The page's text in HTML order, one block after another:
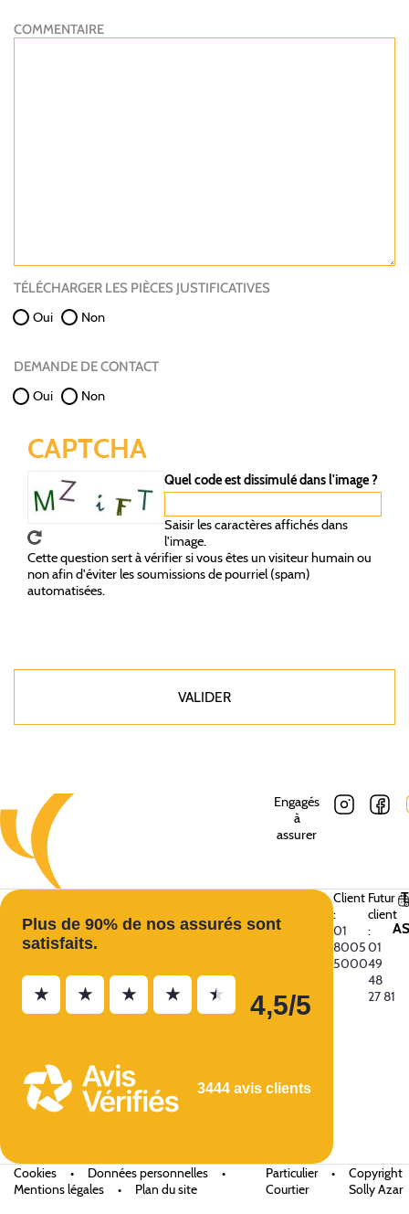
COMMENTAIRE
TÉLÉCHARGER LES PIÈCES JUSTIFICATIVES
Oui
Non
DEMANDE DE CONTACT
Oui
Non
CAPTCHA
Quel code est dissimulé dans l'image ?
Saisir les caractères affichés dans
l'image.
Cette question sert à vérifier si vous êtes un visiteur humain ou
non afin d'éviter les soumissions de pourriel (spam)
automatisées.
Engagés
à
assurer
Plus de 90% de nos assurés sont
satisfaits.
★ ★ ★ ★ ★ 4,5/5
3444 avis clients
Client
:
01
8005
5000
Futur
client
:
01
49
48
27 81
Cookies • Données personnelles
•
Mentions légales
• Plan du site
Particulier
•
Courtier
Copyright
Solly Azar